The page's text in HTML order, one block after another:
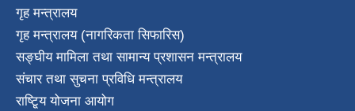
गृह मन्त्रालय
गृह मन्त्रालय (नागरिकता सिफारिस)
सङ्घीय मामिला तथा सामान्य प्रशासन मन्त्रालय
संचार तथा सुचना प्रविधि मन्त्रालय
राष्टि्ृय योजना आयोग